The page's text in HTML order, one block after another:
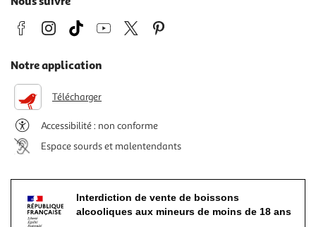
Notre application
Télécharger
Accessibilité : non conforme
Espace sourds et malentendants
Interdiction de vente de boissons
alcooliques aux mineurs de moins de 18 ans